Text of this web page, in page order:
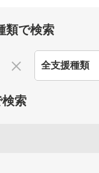
類で検索
検索